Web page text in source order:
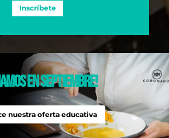
Inscríbete
en septiembre!
nuestra oferta educativa